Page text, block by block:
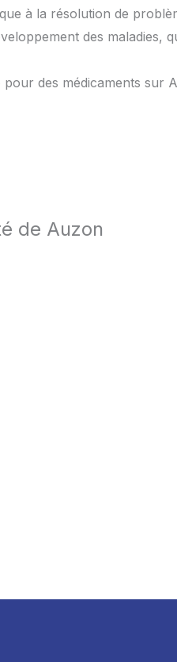
à la résolution de
des
des médicaments sur
de Auzon